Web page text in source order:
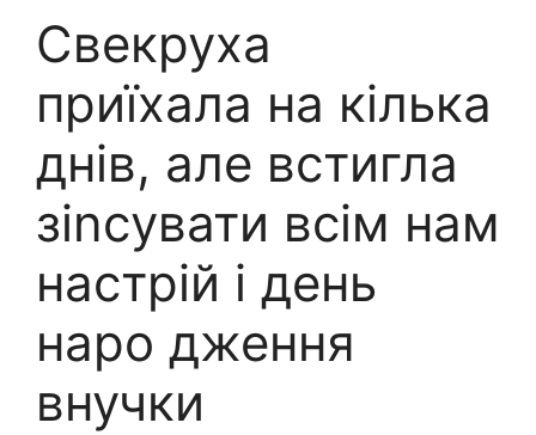
Свекруха
приїхала на кілька
днів, але встигла
зіnсувати всім нам
настрій і день
наро дження
внучки